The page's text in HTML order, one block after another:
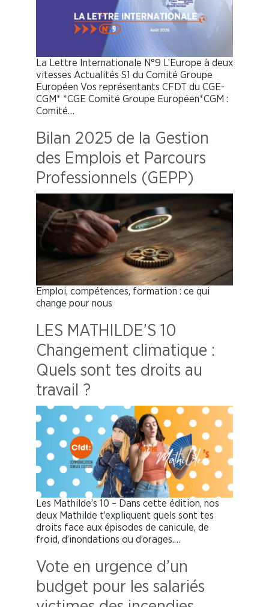
La Lettre Internationale N°9 L’Europe à deux
vitesses Actualités S1 du Comité Groupe
Européen Vos représentants CFDT du CGE-
CGM* *CGE Comité Groupe Européen*CGM :
Comité…
Bilan 2025 de la Gestion
des Emplois et Parcours
Professionnels (GEPP)
Emploi, compétences, formation : ce qui
change pour nous
LES MATHILDE’S 10
Changement climatique :
Quels sont tes droits au
travail ?
Les Mathilde’s 10 – Dans cette édition, nos
deux Mathilde t’expliquent quels sont tes
droits face aux épisodes de canicule, de
froid, d’inondations ou d’orages.…
Vote en urgence d’un
budget pour les salariés